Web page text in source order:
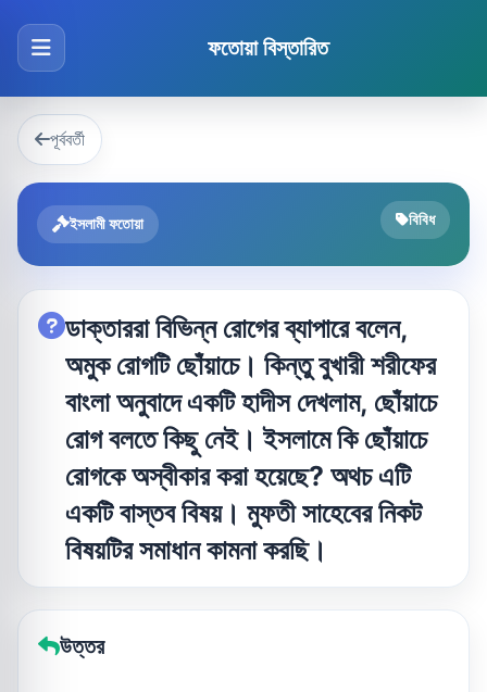
ফতোয়া বিস্তারিত
পূর্ববর্তী
ইসলামী ফতোয়া বিবিধ
ডাক্তাররা বিভিন্ন রোগের ব্যাপারে বলেন,
অমুক রোগটি ছোঁয়াচে। কিন্তু বুখারী শরীফের
বাংলা অনুবাদে একটি হাদীস দেখলাম, ছোঁয়াচে
রোগ বলতে কিছু নেই। ইসলামে কি ছোঁয়াচে
রোগকে অস্বীকার করা হয়েছে? অথচ এটি
একটি বাস্তব বিষয়। মুফতী সাহেবের নিকট
বিষয়টির সমাধান কামনা করছি।
উত্তর